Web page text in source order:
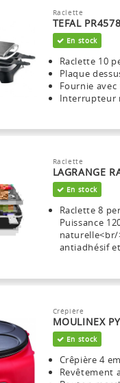
Raclette
TEFAL
En stock
Raclette 10
Plaque
Fournie avec
Interrupteur
Raclette
LAGRANGE
En stock
Raclette 8
Puissance
antiadhésif
Crépière
MOULINEX
En stock
Crêpière 4
Revêtement